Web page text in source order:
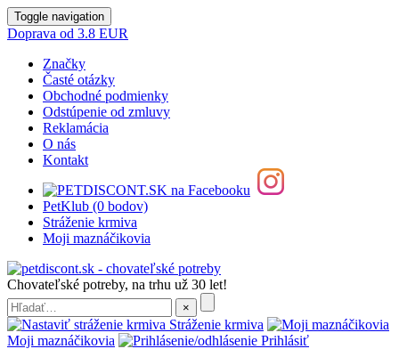
Toggle navigation
Doprava od 3.8 EUR
Značky
Časté otázky
Obchodné podmienky
Odstúpenie od zmluvy
Reklamácia
O nás
Kontakt
PetKlub (0 bodov)
Stráženie krmiva
Moji maznáčikovia
Chovateľské potreby, na trhu už 30 let!
Stráženie krmiva
Moji maznáčikovia
Prihlásiť